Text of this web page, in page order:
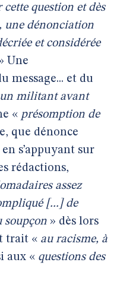
question et dès
une dénonciation
et considérée
Une
message... et du
militant avant
« présomption de
que dénonce
s’appuyant sur
rédactions,
assez
[...] de
soupçon » dès lors
trait « au racisme, à
aux « questions des